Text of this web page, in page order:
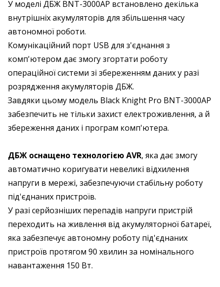
У моделі ДБЖ BNT-3000AP встановлено декілька
внутрішніх акумуляторів для збільшення часу
автономної роботи.
Комунікаційний порт USB для з'єднання з
комп'ютером дає змогу згортати роботу
операційної системи зі збереженням даних у разі
розрядження акумуляторів ДБЖ.
Завдяки цьому модель Black Knight Pro BNT-3000AP
забезпечить не тільки захист електроживлення, а й
збереження даних і програм комп'ютера.
ДБЖ оснащено технологією AVR, яка дає змогу
автоматично коригувати невеликі відхилення
напруги в мережі, забезпечуючи стабільну роботу
під'єднаних пристроїв.
У разі серйозніших перепадів напруги пристрій
переходить на живлення від акумуляторної батареї,
яка забезпечує автономну роботу під'єднаних
пристроїв протягом 90 хвилин за номінального
навантаження 150 Вт.